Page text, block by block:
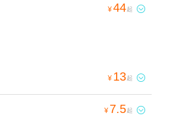
¥44起 
¥ 13起 
¥ 7.5起 